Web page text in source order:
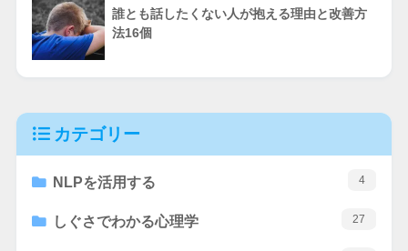
誰とも話したくない人が抱える理由と改善方
法16個
カテゴリー
NLPを活用する 4
しぐさでわかる心理学 27